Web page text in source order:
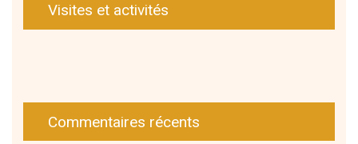
Visites et activités
Commentaires récents